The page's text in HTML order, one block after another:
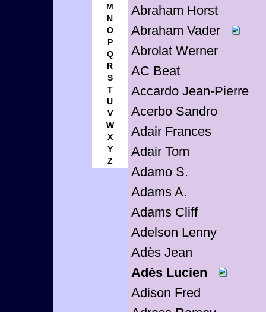
M
N
O
P
Q
R
S
T
U
V
W
X
Y
Z
Abraham Horst
Abraham Vader
Abrolat Werner
AC Beat
Accardo Jean-Pierre
Acerbo Sandro
Adair Frances
Adair Tom
Adamo S.
Adams A.
Adams Cliff
Adelson Lenny
Adès Jean
Adès Lucien
Adison Fred